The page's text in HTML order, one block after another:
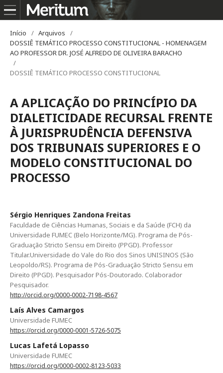
Início / Arquivos
/
DOSSIÊ TEMÁTICO PROCESSO CONSTITUCIONAL - HOMENAGEM
AO PROFESSOR DR. JOSÉ ALFREDO DE OLIVEIRA BARACHO
/
DOSSIÊ TEMÁTICO PROCESSO CONSTITUCIONAL
A APLICAÇÃO DO PRINCÍPIO DA
DIALETICIDADE RECURSAL FRENTE
À JURISPRUDÊNCIA DEFENSIVA
DOS TRIBUNAIS SUPERIORES E O
MODELO CONSTITUCIONAL DO
PROCESSO
Sérgio Henriques Zandona Freitas
Faculdade de Ciências Humanas, Sociais e da Saúde (FCH) da
Universidade FUMEC (Belo Horizonte/MG). Programa de Pós-
Graduação Stricto Sensu em Direito (PPGD). Professor
Titular.Universidade do Vale do Rio dos Sinos UNISINOS (São
Leopoldo/RS). Programa de Pós-Graduação Stricto Sensu em
Direito (PPGD). Pesquisador Pós-Doutorado. Colaborador
Pesquisador.
http://orcid.org/0000-0002-7198-4567
Laís Alves Camargos
Universidade FUMEC
https://orcid.org/0000-0001-5726-5075
Lucas Lafetá Lopasso
Universidade FUMEC
https://orcid.org/0000-0002-8123-5033